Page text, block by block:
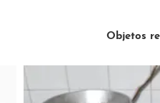
Objetos